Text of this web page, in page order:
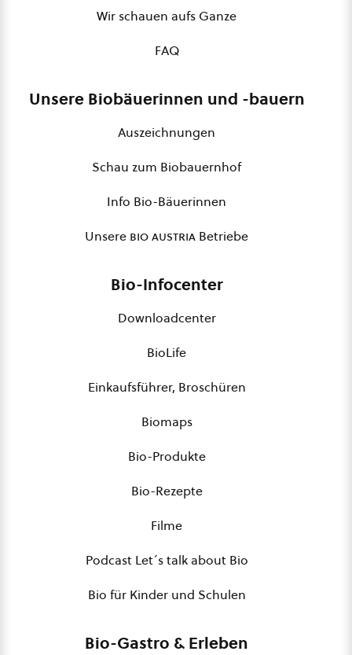
Wir schauen aufs Ganze
FAQ
Unsere Biobäuerinnen und -bauern
Auszeichnungen
Schau zum Biobauernhof
Info Bio-Bäuerinnen
Unsere bio austria Betriebe
Bio-Infocenter
Downloadcenter
BioLife
Einkaufsführer, Broschüren
Biomaps
Bio-Produkte
Bio-Rezepte
Filme
Podcast Let´s talk about Bio
Bio für Kinder und Schulen
Bio-Gastro & Erleben